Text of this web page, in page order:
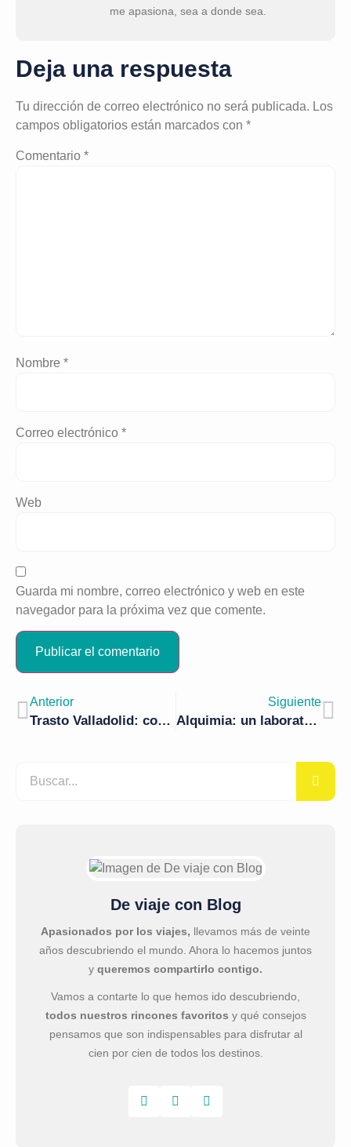
me apasiona, sea a donde sea.
Deja una respuesta
Tu dirección de correo electrónico no será publicada. Los
campos obligatorios están marcados con *
Comentario *
Nombre *
Correo electrónico *
Web
Guarda mi nombre, correo electrónico y web en este
navegador para la próxima vez que comente.
Anterior
Trasto Valladolid: cocina para todos
Siguiente
Alquimia: un laboratorio de sabor en Valladolid
De viaje con Blog
Apasionados por los viajes, llevamos más de veinte
años descubriendo el mundo. Ahora lo hacemos juntos
y queremos compartirlo contigo.
Vamos a contarte lo que hemos ido descubriendo,
todos nuestros rincones favoritos y qué consejos
pensamos que son indispensables para disfrutar al
cien por cien de todos los destinos.